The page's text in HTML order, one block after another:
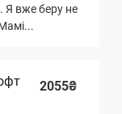
Я вже беру не
2055₴